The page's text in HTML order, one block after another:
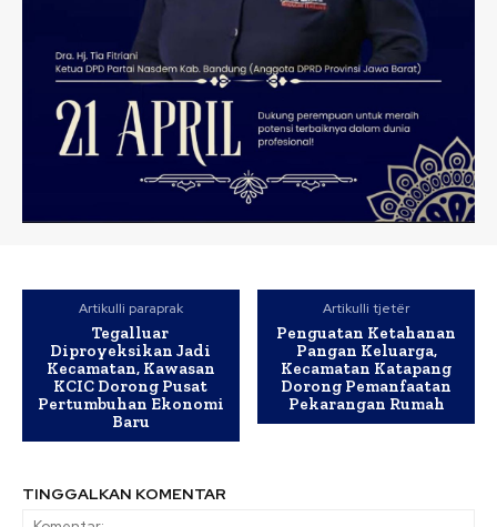
Artikulli paraprak
Tegalluar
Diproyeksikan Jadi
Kecamatan, Kawasan
KCIC Dorong Pusat
Pertumbuhan Ekonomi
Baru
Artikulli tjetër
Penguatan Ketahanan
Pangan Keluarga,
Kecamatan Katapang
Dorong Pemanfaatan
Pekarangan Rumah
TINGGALKAN KOMENTAR